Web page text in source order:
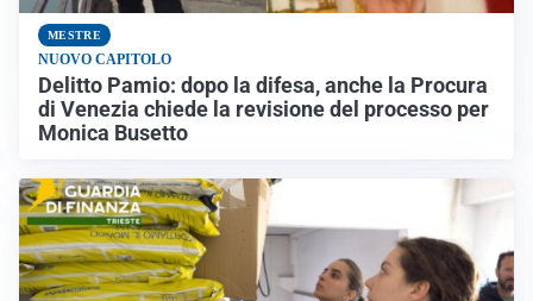
MESTRE
NUOVO CAPITOLO
Delitto Pamio: dopo la difesa, anche la Procura
di Venezia chiede la revisione del processo per
Monica Busetto